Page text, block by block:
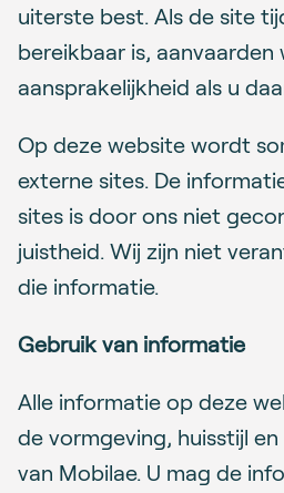
uiterste best. Als de site
bereikbaar is, aanvaarden
aansprakelijkheid als u
Op deze website wordt
externe sites. De
sites is door ons niet
juistheid. Wij zijn niet
die informatie.
Gebruik van informatie
Alle informatie op deze
de vormgeving, huisstijl
van Mobilae. U mag de